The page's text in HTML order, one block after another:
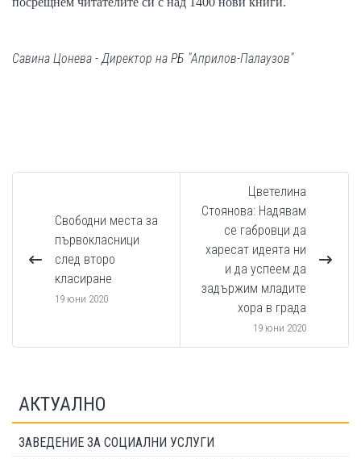
Савина Цонева - Директор на РБ "Априлов-Палаузов"
Свободни места за
първокласници
след второ
класиране
19 юни 2020
Цветелина
Стоянова: Надявам
се габровци да
харесат идеята ни
и да успеем да
задържим младите
хора в града
19 юни 2020
АКТУАЛНО
ЗАВЕДЕНИЕ ЗА СОЦИАЛНИ УСЛУГИ